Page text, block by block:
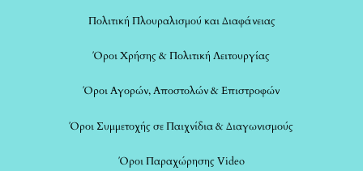
Πολιτική Πλουραλισμού και Διαφάνειας
Όροι Χρήσης & Πολιτική Λειτουργίας
Όροι Αγορών, Αποστολών & Επιστροφών
Όροι Συμμετοχής σε Παιχνίδια & Διαγωνισμούς
Όροι Παραχώρησης Video